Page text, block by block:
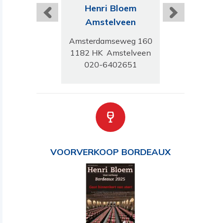
Henri Bloem
Amstelveen
Amsterdamseweg 160
1182 HK Amstelveen
020-6402651
VOORVERKOOP BORDEAUX